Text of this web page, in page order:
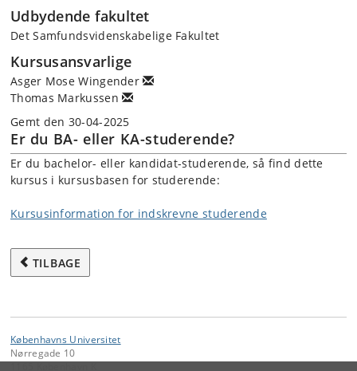
Udbydende fakultet
Det Samfundsvidenskabelige Fakultet
Kursusansvarlige
Asger Mose Wingender
Thomas Markussen
Gemt den 30-04-2025
Er du BA- eller KA-studerende?
Er du bachelor- eller kandidat-studerende, så find dette
kursus i kursusbasen for studerende:
Kursusinformation for indskrevne studerende
TILBAGE
Københavns Universitet
Nørregade 10